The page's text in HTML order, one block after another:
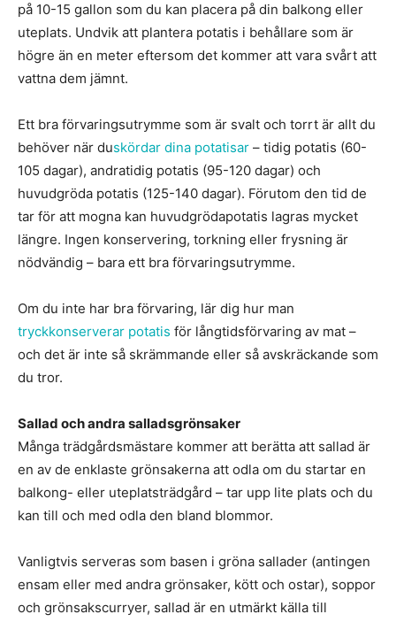
på 10-15 gallon som du kan placera på din balkong eller
uteplats. Undvik att plantera potatis i behållare som är
högre än en meter eftersom det kommer att vara svårt att
vattna dem jämnt.
Ett bra förvaringsutrymme som är svalt och torrt är allt du
behöver när duskördar dina potatisar – tidig potatis (60-
105 dagar), andratidig potatis (95-120 dagar) och
huvudgröda potatis (125-140 dagar). Förutom den tid de
tar för att mogna kan huvudgrödapotatis lagras mycket
längre. Ingen konservering, torkning eller frysning är
nödvändig – bara ett bra förvaringsutrymme.
Om du inte har bra förvaring, lär dig hur man
tryckkonserverar potatis för långtidsförvaring av mat –
och det är inte så skrämmande eller så avskräckande som
du tror.
Sallad och andra salladsgrönsaker
Många trädgårdsmästare kommer att berätta att sallad är
en av de enklaste grönsakerna att odla om du startar en
balkong- eller uteplatsträdgård – tar upp lite plats och du
kan till och med odla den bland blommor.
Vanligtvis serveras som basen i gröna sallader (antingen
ensam eller med andra grönsaker, kött och ostar), soppor
och grönsakscurryer, sallad är en utmärkt källa till